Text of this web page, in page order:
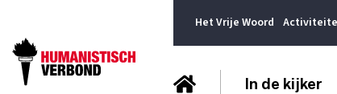
Het Vrije Woord
In de kijker